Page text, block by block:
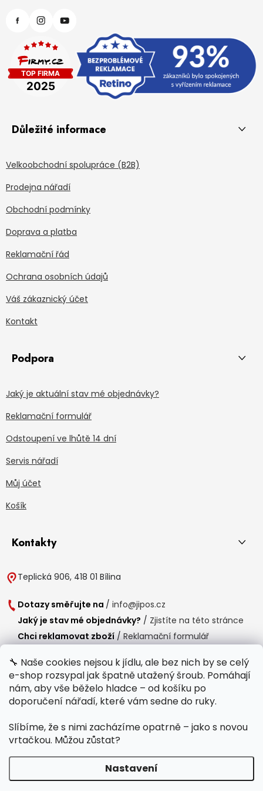
🔧 Naše cookies nejsou k jídlu, ale bez nich by se celý
e-shop rozsypal jak špatně utažený šroub. Pomáhají
nám, aby vše běželo hladce – od košíku po
doporučení nářadí, které vám sedne do ruky.
Slíbíme, že s nimi zacházíme opatrně – jako s novou
vrtačkou. Můžou zůstat?
Nastavení
Důležité informace
Velkoobchodní spolupráce (B2B)
Prodejna nářadí
Obchodní podmínky
Doprava a platba
Reklamační řád
Ochrana osobních údajů
Váš zákaznický účet
Kontakt
Podpora
Jaký je aktuální stav mé objednávky?
Reklamační formulář
Odstoupení ve lhůtě 14 dní
Servis nářadí
Můj účet
Košík
Kontakty
Teplická 906, 418 01 Bílina
Dotazy směřujte na / info@jipos.cz
Jaký je stav mé objednávky? / Zjistíte na této stránce
Chci reklamovat zboží / Reklamační formulář
Provozní doba
Po-Čt / 8:00 - 15:00
Polední přestávka /11:00 - 11:30
Copyright 2026Jipos.cz. Všechna práva vyhrazena.Upravit nastavení